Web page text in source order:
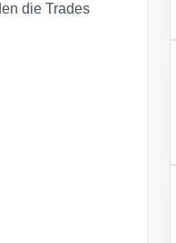
die Trades